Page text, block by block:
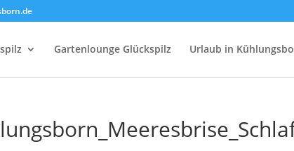
Gartenlounge Glückspilz Urlaub in